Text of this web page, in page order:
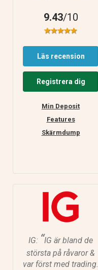
9.43/10
Läs recension
Registrera dig
Min Deposit
Features
Skärmdump
IG: “IG är bland de
största på råvaror &
var först med trading.